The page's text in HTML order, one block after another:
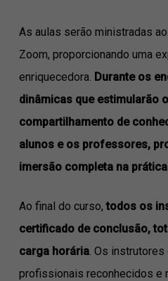
As aulas serão ministradas
Zoom, proporcionando uma
enriquecedora. Durante os
dinâmicas que estimularão
compartilhamento de
alunos e os professores,
imersão completa na
Ao final do curso,todos os
certificado de conclusão,
carga horária. Os instrutores
profissionais reconhecidos e